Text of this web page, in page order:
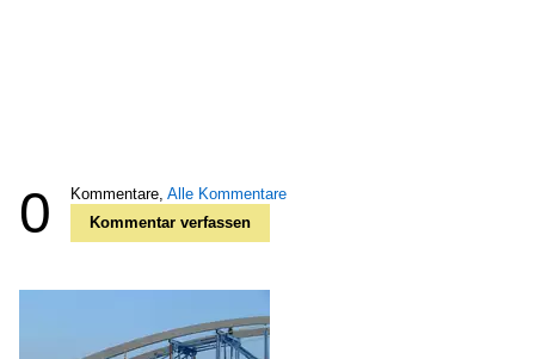
0 Kommentare, Alle Kommentare
Kommentar verfassen